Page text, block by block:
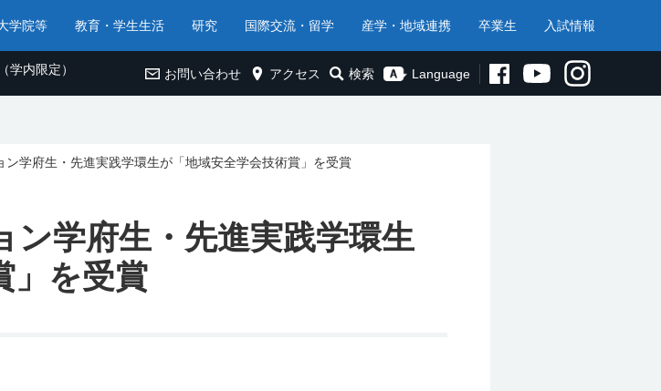
学院等 教育・学生生活 研究 国際交流・留学 産学・地域連携 卒業生 入試情報
学内限定） お問い合わせ アクセス 検索 Language
ン学府生・先進実践学環生が「地域安全学会技術賞」を受賞
ン学府生・先進実践学環生
」を受賞